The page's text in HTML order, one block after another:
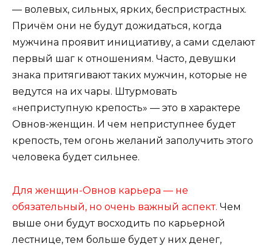
— волевых, сильных, ярких, беспристрастных.
Причём они не будут дожидаться, когда
мужчина проявит инициативу, а сами сделают
первый шаг к отношениям. Часто, девушки
знака притягивают таких мужчин, которые не
ведутся на их чары. Штурмовать
«неприступную крепость» — это в характере
Овнов-женщин. И чем неприступнее будет
крепость, тем огонь желаний заполучить этого
человека будет сильнее.
Для женщин-Овнов карьера — не
обязательный, но очень важный аспект. Чем
выше они будут восходить по карьерной
лестнице, тем больше будет у них денег,